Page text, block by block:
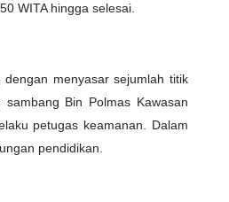
WITA hingga selesai.
menyasar sejumlah titik
Bin Polmas Kawasan
petugas keamanan. Dalam
pendidikan.